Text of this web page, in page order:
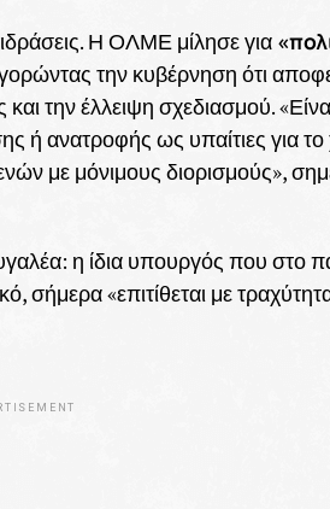
Η ΟΛΜΕ μίλησε για
την κυβέρνηση ότι
και την έλλειψη σχεδιασμού.
ή ανατροφής ως υπαίτιες για
με μόνιμους διορισμούς»,
η ίδια υπουργός που στο
σήμερα «επιτίθεται με